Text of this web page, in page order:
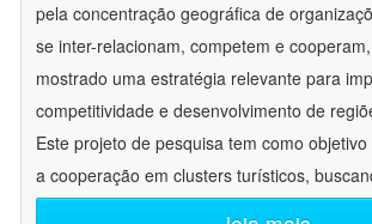
pela concentração geográfica de
se inter-relacionam, competem e
mostrado uma estratégia relevante para
competitividade e desenvolvimento de
Este projeto de pesquisa tem como
a cooperação em clusters turísticos,